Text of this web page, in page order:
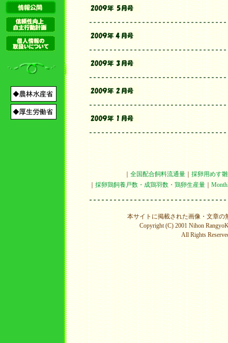
｜全国配合飼料流通量｜採卵用めす
｜ 採卵鶏飼養戸数・成鶏羽数・鶏卵生産量 ｜
本サイトに掲載された画像・文章の
Copyright (C) 2001 Nihon
All Rights